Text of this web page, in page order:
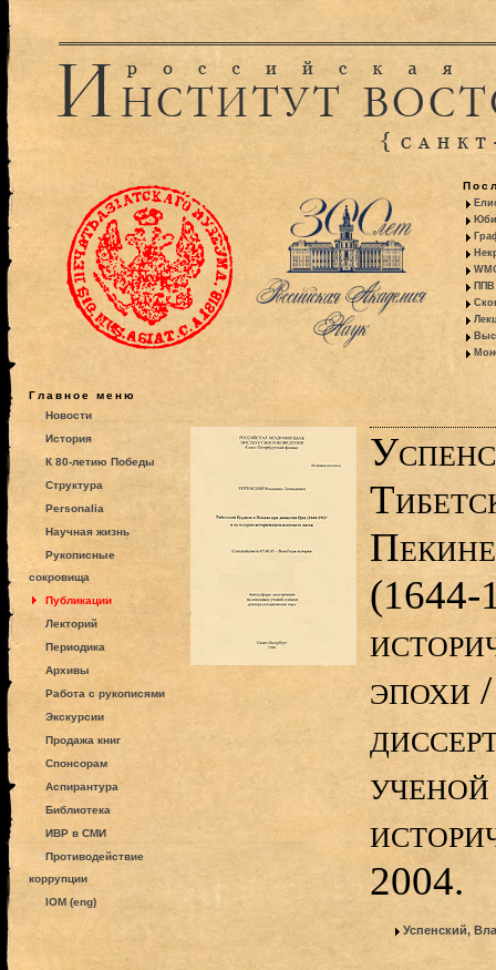
ППВ
Главное меню
Новости
История
К 80-летию Победы
Структура
Personalia
Научная жизнь
Рукописные
сокровища
Публикации
Лекторий
Периодика
Архивы
Работа с рукописями
Экскурсии
Продажа книг
Спонсорам
Аспирантура
Библиотека
ИВР в СМИ
Противодействие
коррупции
IOM (eng)
(1644-
эпохи
2004.
Успенский,